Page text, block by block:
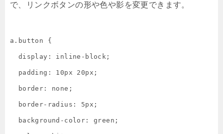
で、リンクボタンの形や色や影を変更できます。
a.button {